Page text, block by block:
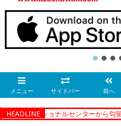
メニュー サイドバー 前へ
HEADLINE
ーコレクショナルセンターから勾